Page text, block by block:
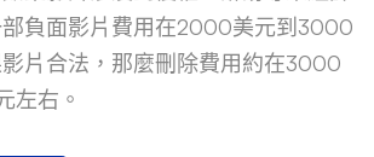
負面影片費用在2000美元到3000
片合法，那麼刪除費用約在3000
左右。